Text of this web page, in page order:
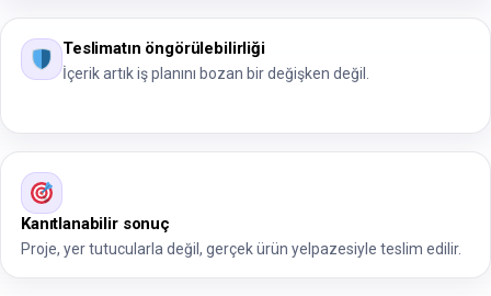
Teslimatın öngörülebilirliği
İçerik artık iş planını bozan bir değişken değil.
Kanıtlanabilir sonuç
Proje, yer tutucularla değil, gerçek ürün yelpazesiyle teslim edilir.